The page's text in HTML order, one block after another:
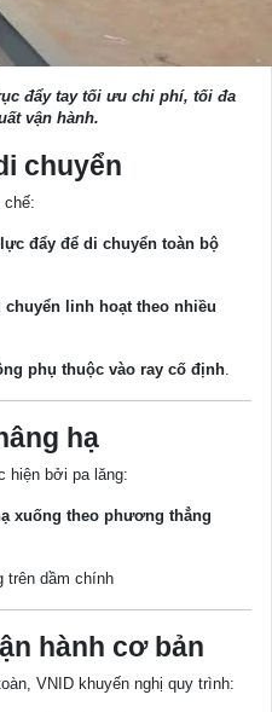
đẩy tay tối ưu chi phí, tối đa
vận hành.
chuyển
chế:
đẩy để di chuyển toàn bộ
chuyển linh hoạt theo nhiều
phụ thuộc vào ray cố định.
hạ
hiện bởi pa lăng:
xuống theo phương thẳng
trên dầm chính
hành cơ bản
VNID khuyến nghị quy trình: